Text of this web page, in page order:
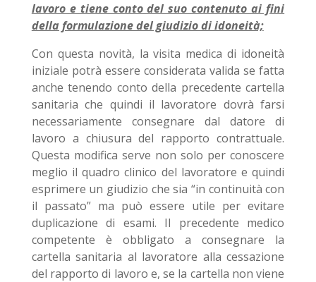
lavoro e tiene conto del suo contenuto ai fini
della formulazione del giudizio di idoneità;
Con questa novità, la visita medica di idoneità
iniziale potrà essere considerata valida se fatta
anche tenendo conto della precedente cartella
sanitaria che quindi il lavoratore dovrà farsi
necessariamente consegnare dal datore di
lavoro a chiusura del rapporto contrattuale.
Questa modifica serve non solo per conoscere
meglio il quadro clinico del lavoratore e quindi
esprimere un giudizio che sia “in continuità con
il passato” ma può essere utile per evitare
duplicazione di esami. Il precedente medico
competente è obbligato a consegnare la
cartella sanitaria al lavoratore alla cessazione
del rapporto di lavoro e, se la cartella non viene